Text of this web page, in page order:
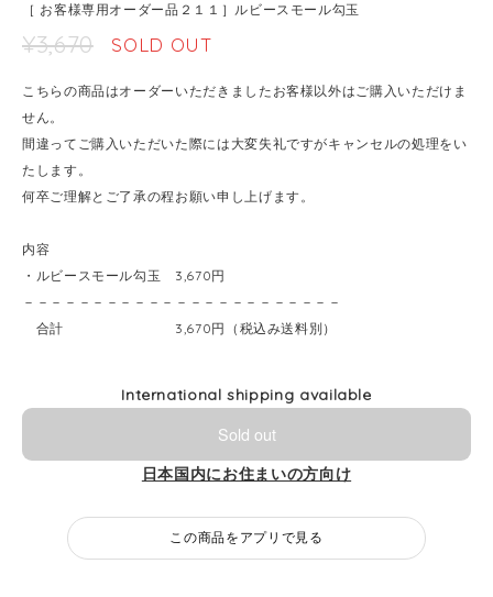
［ お客様専用オーダー品２１１］ルビースモール勾玉
¥3,670 SOLD OUT
こちらの商品はオーダーいただきましたお客様以外はご購入いただけま
せん。
間違ってご購入いただいた際には大変失礼ですがキャンセルの処理をい
たします。
何卒ご理解とご了承の程お願い申し上げます。
内容
・ルビースモール勾玉 3,670円
－－－－－－－－－－－－－－－－－－－－－－－
合計 3,670円（税込み送料別）
International shipping available
Sold out
日本国内にお住まいの方向け
この商品をアプリで見る